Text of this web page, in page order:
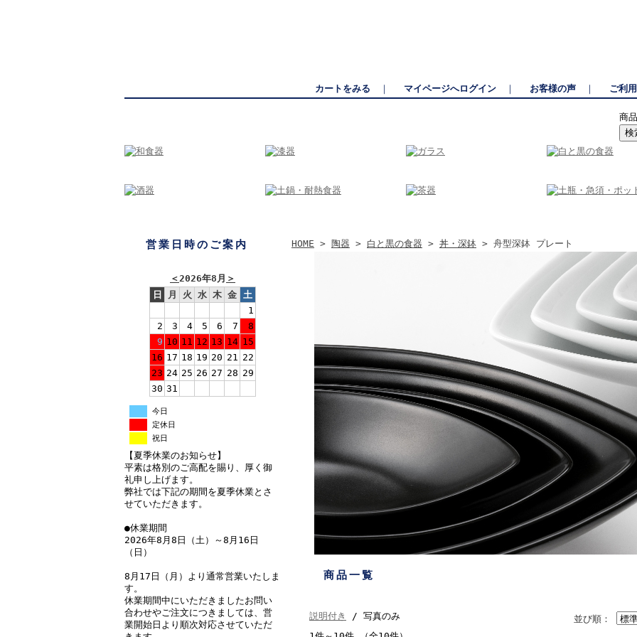
カートをみる ｜ マイページへログイン ｜ お客様の声 ｜ ご利
商
営業日時のご案内
＜2026年8月 ＞
日
月 火 水 木 金 土
1
2
3 4 5 6 7
8
9 10 11 12 13 14 15
16 17 18 19 20 21 22
23 24 25 26 27 28 29
30 31
今日
定休日
祝日
【夏季休業のお知らせ】
平素は格別のご高配を賜り、厚く御
礼申し上げます。
弊社では下記の期間を夏季休業とさ
せていただきます。
●休業期間
2026年8月8日（土）～8月16日
（日）
8月17日（月）より通常営業いたしま
す。
休業期間中にいただきましたお問い
合わせやご注文につきましては、営
業開始日より順次対応させていただ
HOME > 陶器 > 白と黒の食器 > 丼・深鉢 > 舟型深鉢 プレート
商品一覧
並び順：
説明付き
/ 写真のみ